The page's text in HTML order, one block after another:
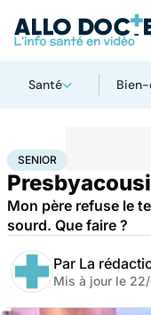
Santé
AccueilSanté
SENIOR
Mon père refuse le
sourd. Que faire ?
Par La
Mis à jour le